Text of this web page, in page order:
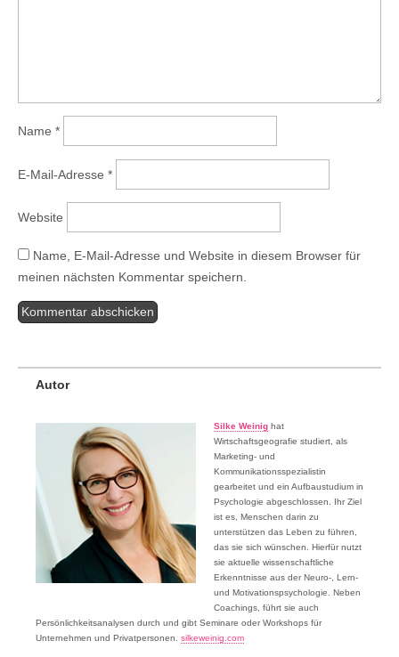
Name *
E-Mail-Adresse *
Website
Name, E-Mail-Adresse und Website in diesem Browser für
meinen nächsten Kommentar speichern.
Autor
Silke Weinig hat
Wirtschaftsgeografie studiert, als
Marketing- und
Kommunikationsspezialistin
gearbeitet und ein Aufbaustudium in
Psychologie abgeschlossen. Ihr Ziel
ist es, Menschen darin zu
unterstützen das Leben zu führen,
das sie sich wünschen. Hierfür nutzt
sie aktuelle wissenschaftliche
Erkenntnisse aus der Neuro-, Lern-
und Motivationspsychologie. Neben
Coachings, führt sie auch
Persönlichkeitsanalysen durch und gibt Seminare oder Workshops für
Unternehmen und Privatpersonen. silkeweinig.com